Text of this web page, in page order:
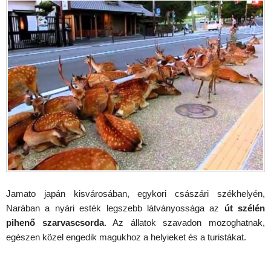
Jamato japán kisvárosában, egykori császári székhelyén,
Narában a nyári esték legszebb látványossága az út szélén
pihenő szarvascsorda. Az állatok szavadon mozoghatnak,
egészen közel engedik magukhoz a helyieket és a turistákat.